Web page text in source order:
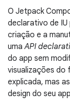
O Jetpack
declarativo de IU
criação e a
umaAPI
do app sem
visualizações do
explicada, mas
design do seu